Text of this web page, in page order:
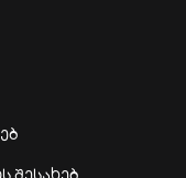
შესახებ